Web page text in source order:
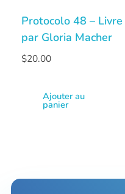
Protocolo 48 – Livre
par Gloria Macher
$20.00
Ajouter au
panier